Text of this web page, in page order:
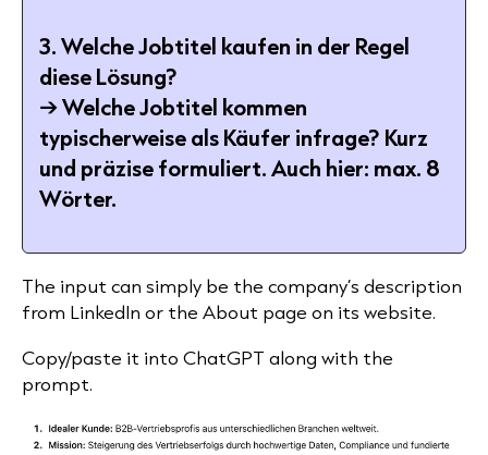
3. Welche Jobtitel kaufen in der Regel
diese Lösung?
→ Welche Jobtitel kommen
typischerweise als Käufer infrage? Kurz
und präzise formuliert. Auch hier: max. 8
Wörter.
The input can simply be the company’s description
from LinkedIn or the About page on its website.
Copy/paste it into ChatGPT along with the
prompt.